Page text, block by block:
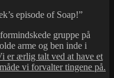
episode of Soap!”
gruppe på
arme og ben inde i
er ærlig talt ved at have et
vi forvalter tingene på.